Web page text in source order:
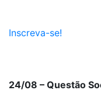
Inscreva-se!
24/08 – Questão